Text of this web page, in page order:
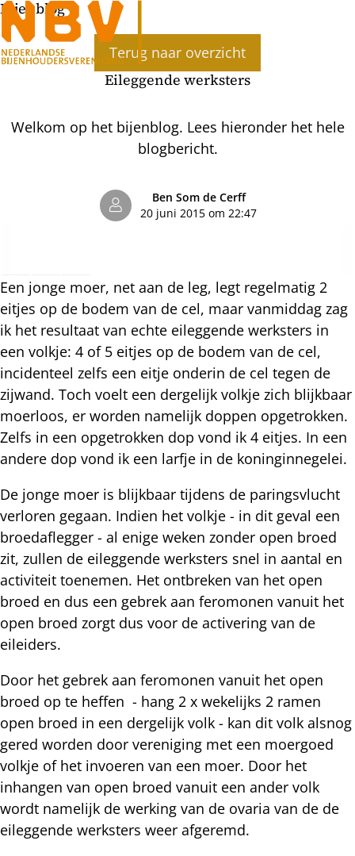
Bijenblog
Terug naar overzicht
Eileggende werksters
Welkom op het bijenblog. Lees hieronder het hele
blogbericht.
Ben Som de Cerff
20 juni 2015 om 22:47
Een jonge moer, net aan de leg, legt regelmatig 2
eitjes op de bodem van de cel, maar vanmiddag zag
ik het resultaat van echte eileggende werksters in
een volkje: 4 of 5 eitjes op de bodem van de cel,
incidenteel zelfs een eitje onderin de cel tegen de
zijwand. Toch voelt een dergelijk volkje zich blijkbaar
moerloos, er worden namelijk doppen opgetrokken.
Zelfs in een opgetrokken dop vond ik 4 eitjes. In een
andere dop vond ik een larfje in de koninginnegelei.
De jonge moer is blijkbaar tijdens de paringsvlucht
verloren gegaan. Indien het volkje - in dit geval een
broedaflegger - al enige weken zonder open broed
zit, zullen de eileggende werksters snel in aantal en
activiteit toenemen. Het ontbreken van het open
broed en dus een gebrek aan feromonen vanuit het
open broed zorgt dus voor de activering van de
eileiders.
Door het gebrek aan feromonen vanuit het open
broed op te heffen - hang 2 x wekelijks 2 ramen
open broed in een dergelijk volk - kan dit volk alsnog
gered worden door vereniging met een moergoed
volkje of het invoeren van een moer. Door het
inhangen van open broed vanuit een ander volk
wordt namelijk de werking van de ovaria van de de
eileggende werksters weer afgeremd.